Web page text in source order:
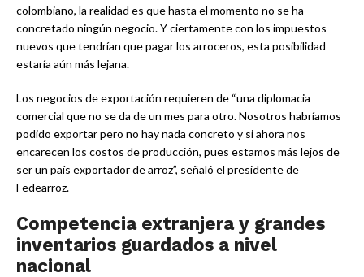
colombiano, la realidad es que hasta el momento no se ha
concretado ningún negocio. Y ciertamente con los impuestos
nuevos que tendrían que pagar los arroceros, esta posibilidad
estaría aún más lejana.
Los negocios de exportación requieren de “una diplomacia
comercial que no se da de un mes para otro. Nosotros habríamos
podido exportar pero no hay nada concreto y si ahora nos
encarecen los costos de producción, pues estamos más lejos de
ser un país exportador de arroz”, señaló el presidente de
Fedearroz.
Competencia extranjera y grandes
inventarios guardados a nivel
nacional